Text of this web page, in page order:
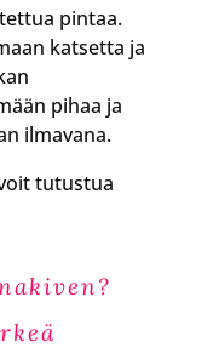
pintaa.
katsetta ja
pihaa ja
ilmavana.
tutustua